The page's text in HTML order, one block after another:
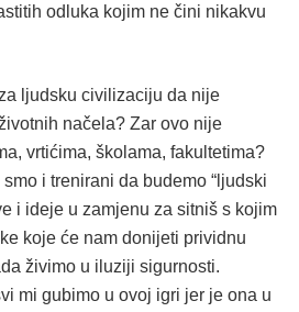
odluka kojim ne čini nikakvu
ljudsku civilizaciju da nije
načela? Zar ovo nije
vrtićima, školama, fakultetima?
i trenirani da budemo “ljudski
i ideje u zamjenu za sitniš s kojim
koje će nam donijeti prividnu
živimo u iluziji sigurnosti.
mi gubimo u ovoj igri jer je ona u